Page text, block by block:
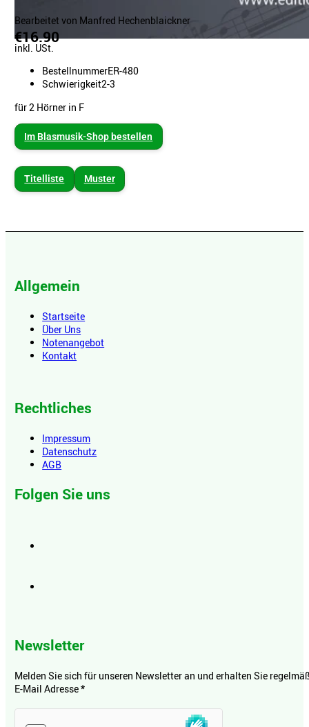
Bearbeitet von Manfred Hechenblaickner
€16.90
inkl. USt.
BestellnummerER-480
Schwierigkeit2-3
für 2 Hörner in F
Im Blasmusik-Shop bestellen
Titelliste Muster
Allgemein
Startseite
Über Uns
Notenangebot
Kontakt
Rechtliches
Impressum
Datenschutz
AGB
Folgen Sie uns
Newsletter
Melden Sie sich für unseren Newsletter an und erhalten Sie
E-Mail Adresse*